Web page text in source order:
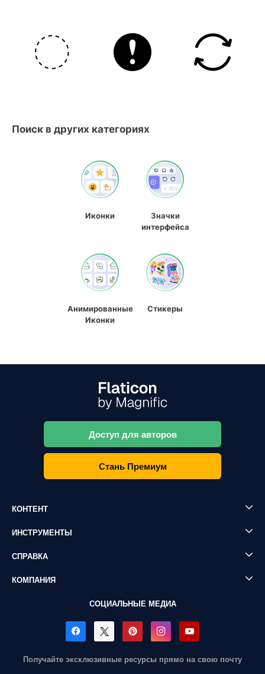
Поиск в других категориях
Иконки
Значки
интерфейса
Анимированные
Иконки
Стикеры
Доступ для авторов
Стань Премиум
КОНТЕНТ
ИНСТРУМЕНТЫ
СПРАВКА
КОМПАНИЯ
СОЦИАЛЬНЫЕ МЕДИА
Получайте эксклюзивные ресурсы прямо на свою почту